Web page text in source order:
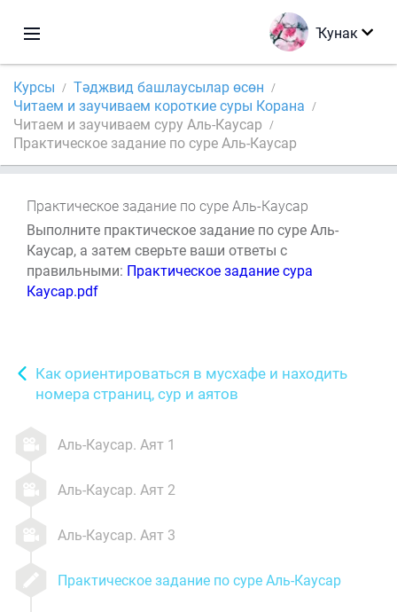
Ҡунак
Курсы
Тәджвид башлаусылар өсөн
Читаем и заучиваем короткие суры Корана
Читаем и заучиваем суру Аль-Каусар
Практическое задание по суре Аль-Каусар
Как ориентироваться в мусхафе и находить
номера страниц, сур и аятов
Аль-Каусар. Аят 1
Аль-Каусар. Аят 2
Аль-Каусар. Аят 3
Практическое задание по суре Аль-Каусар
Практическое задание по суре Аль-Каусар
Выполните практическое задание по суре Аль-
Каусар, а затем сверьте ваши ответы с
правильными: Практическое задание сура
Каусар.pdf